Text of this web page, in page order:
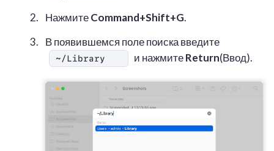
НажмитеCommand+Shift+G.
В появившемся поле поиска введите
~/Library и нажмитеReturn(Ввод).